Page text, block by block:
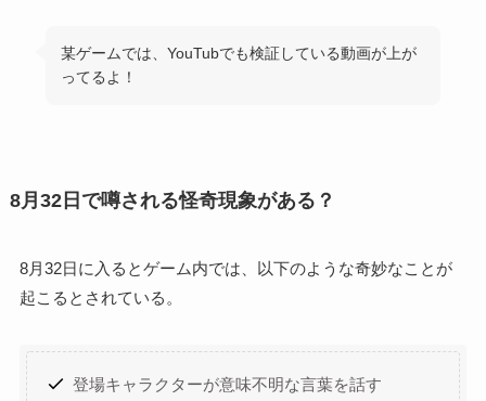
某ゲームでは、YouTubでも検証している動画が上が
ってるよ！
8月32日で噂される怪奇現象がある？
8月32日に入るとゲーム内では、以下のような奇妙なことが
起こるとされている。
登場キャラクターが意味不明な言葉を話す